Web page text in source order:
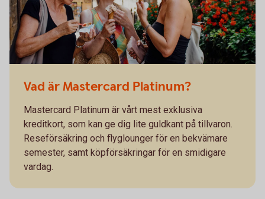
Vad är Mastercard Platinum?
Mastercard Platinum är vårt mest exklusiva
kreditkort, som kan ge dig lite guldkant på tillvaron.
Reseförsäkring och flyglounger för en bekvämare
semester, samt köpförsäkringar för en smidigare
vardag.